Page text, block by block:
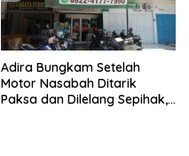
Adira Bungkam Setelah
Motor Nasabah Ditarik
Paksa dan Dilelang Sepihak,